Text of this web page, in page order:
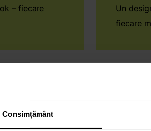
Consimțământ
– fiecare
Un
fiecare